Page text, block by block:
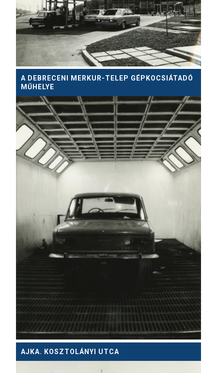
A DEBRECENI MERKUR-TELEP GÉPKOCSIÁTADÓ
MŰHELYE
AJKA. KOSZTOLÁNYI UTCA